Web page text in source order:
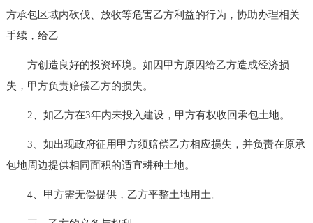
方承包区域内砍伐、放牧等危害乙方利益的行为，协助办理相关
手续，给乙
方创造良好的投资环境。如因甲方原因给乙方造成经济损
失，甲方负责赔偿乙方的损失。
2、如乙方在3年内未投入建设，甲方有权收回承包土地。
3、如出现政府征用甲方须赔偿乙方相应损失，并负责在原承
包地周边提供相同面积的适宜耕种土地。
4、甲方需无偿提供，乙方平整土地用土。